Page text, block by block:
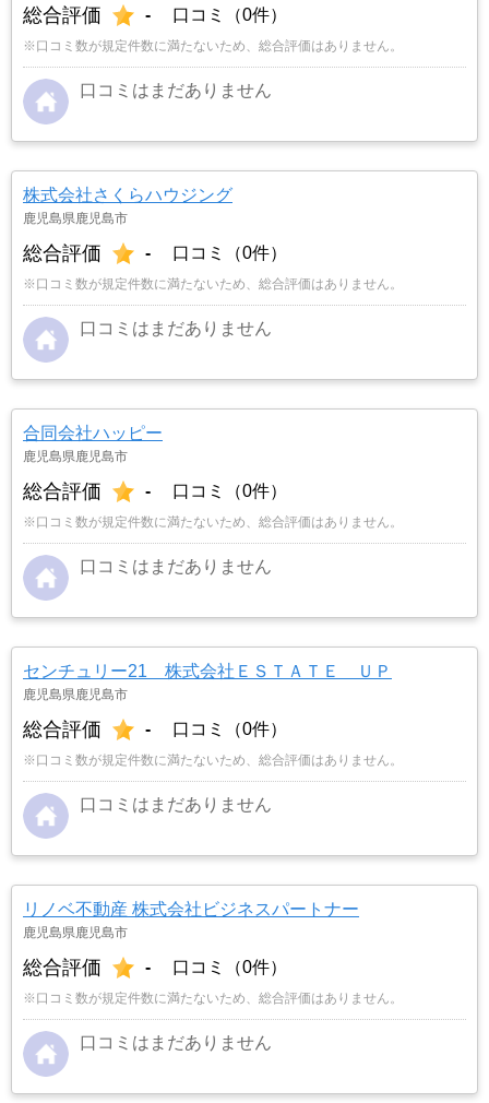
総合評価 - 口コミ（0件）
※口コミ数が規定件数に満たないため、総合評価はありません。
口コミはまだありません
株式会社さくらハウジング
鹿児島県鹿児島市
総合評価 - 口コミ（0件）
※口コミ数が規定件数に満たないため、総合評価はありません。
口コミはまだありません
合同会社ハッピー
鹿児島県鹿児島市
総合評価 - 口コミ（0件）
※口コミ数が規定件数に満たないため、総合評価はありません。
口コミはまだありません
センチュリー21 株式会社ＥＳＴＡＴＥ ＵＰ
鹿児島県鹿児島市
総合評価 - 口コミ（0件）
※口コミ数が規定件数に満たないため、総合評価はありません。
口コミはまだありません
リノベ不動産 株式会社ビジネスパートナー
鹿児島県鹿児島市
総合評価 - 口コミ（0件）
※口コミ数が規定件数に満たないため、総合評価はありません。
口コミはまだありません